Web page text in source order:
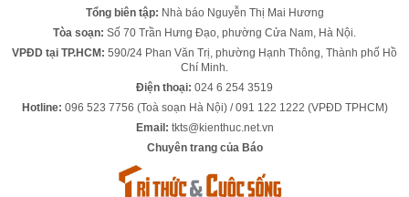
Tổng biên tập: Nhà báo Nguyễn Thị Mai Hương
Tòa soạn: Số 70 Trần Hưng Đạo, phường Cửa Nam, Hà Nội.
VPĐD tại TP.HCM: 590/24 Phan Văn Trị, phường Hạnh Thông, Thành phố Hồ
Chí Minh.
Điện thoại: 024 6 254 3519
Hotline: 096 523 7756 (Toà soạn Hà Nội) / 091 122 1222 (VPĐD TPHCM)
Email: tkts@kienthuc.net.vn
Chuyên trang của Báo